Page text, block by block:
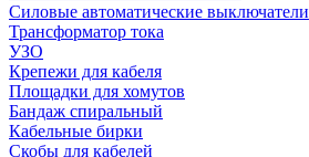
Силовые автоматические выключатели
Трансформатор тока
УЗО
Крепежи для кабеля
Площадки для хомутов
Бандаж спиральный
Кабельные бирки
Cкобы для кабелей